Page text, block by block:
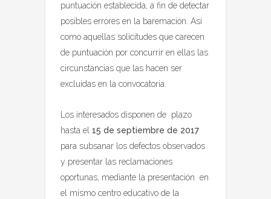
puntuación establecida, a fin de detectar
posibles errores en la baremación. Así
como aquellas solicitudes que carecen
de puntuación por concurrir en ellas las
circunstancias que las hacen ser
excluidas en la convocatoria.
Los interesados disponen de plazo
hasta el 15 de septiembre de 2017
para subsanar los defectos observados
y presentar las reclamaciones
oportunas, mediante la presentación en
el mismo centro educativo de la